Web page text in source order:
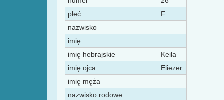
płeć
F
nazwisko
imię
imię hebrajskie
Keila
imię ojca
Eliezer
imię męża
nazwisko rodowe